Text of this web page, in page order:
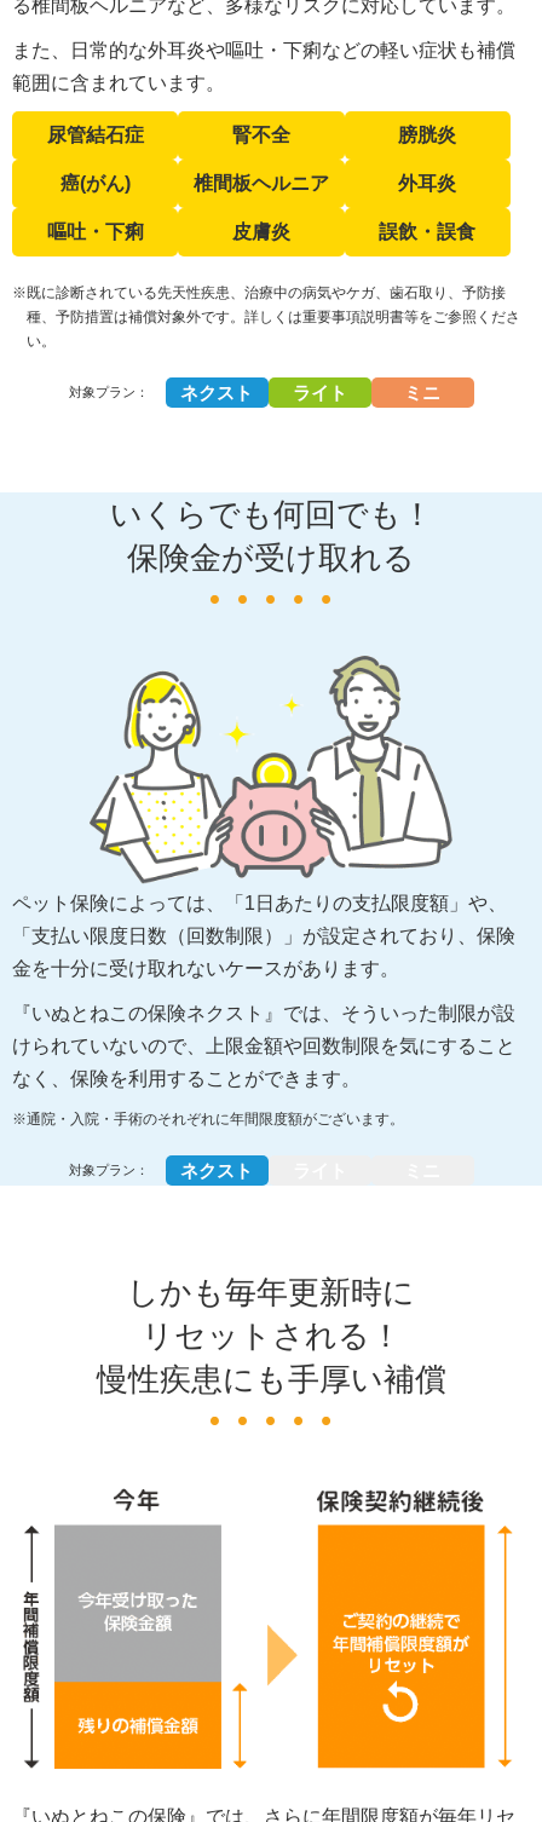
る椎間板ヘルニアなど、多様なリスクに対応しています。
また、日常的な外耳炎や嘔吐・下痢などの軽い症状も補償
範囲に含まれています。
尿管結石症 腎不全 膀胱炎
癌(がん) 椎間板ヘルニア 外耳炎
嘔吐・下痢 皮膚炎 誤飲・誤食
※既に診断されている先天性疾患、治療中の病気やケガ、歯石取り、予防接
種、予防措置は補償対象外です。詳しくは重要事項説明書等をご参照くださ
い。
対象プラン： ネクスト ライト ミニ
いくらでも何回でも！
保険金が受け取れる
ペット保険によっては、「1日あたりの支払限度額」や、
「支払い限度日数（回数制限）」が設定されており、保険
金を十分に受け取れないケースがあります。
『いぬとねこの保険ネクスト』では、そういった制限が設
けられていないので、上限金額や回数制限を気にすること
なく、保険を利用することができます。
※通院・入院・手術のそれぞれに年間限度額がございます。
対象プラン： ネクスト
しかも毎年更新時に
リセットされる！
慢性疾患にも手厚い補償
『いぬとねこの保険』では、さらに年間限度額が毎年リセ